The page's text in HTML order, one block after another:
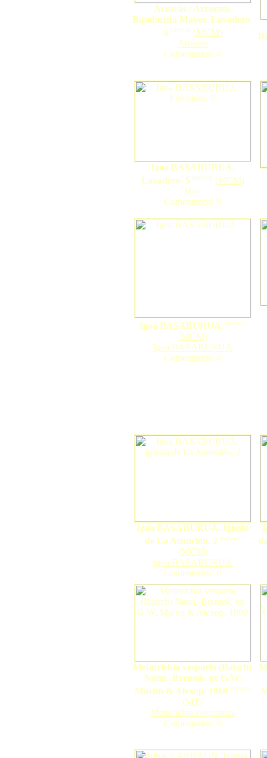
Arrarás / Arrarats.
Basaburúa Mayor. Lavadero.
3 nuevo (MCM)
Arrarats
Comentarios: 0
Igoa BASABURUA.
Lavadero. 5 nuevo (MCM)
Igoa
Comentarios: 0
Igoa BASABURUA. nuevo
(MCM)
Igoa BASABURUA
Comentarios: 0
Igoa BASABURUA. Iglesia
de La Asunción. 2 nuevo
(MCM)
Igoa BASABURUA
Comentarios: 0
Metatrichia vesparia (Batsch)
Nann.-Bremek. ex G.W.
Martin & Alexop. 1969 nuevo
(MT)
Metatrichia vesparium
Comentarios: 0